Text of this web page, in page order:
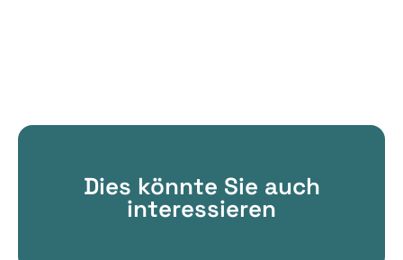
Dies könnte Sie auch
interessieren